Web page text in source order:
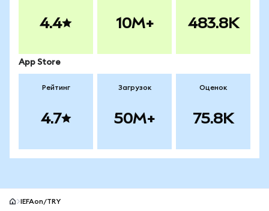
4.4 10M+ 483.8K
App Store
Рейтинг
4.7
Загрузок
50M+
Оценок
75.8K
IEFAon/TRY